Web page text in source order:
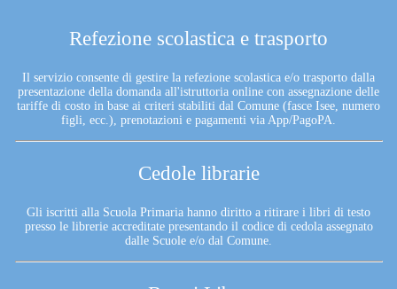
Refezione scolastica e trasporto
Il servizio consente di gestire la refezione scolastica e/o trasporto dalla
presentazione della domanda all'istruttoria online con assegnazione delle
tariffe di costo in base ai criteri stabiliti dal Comune (fasce Isee, numero
figli, ecc.), prenotazioni e pagamenti via App/PagoPA.
Cedole librarie
Gli iscritti alla Scuola Primaria hanno diritto a ritirare i libri di testo
presso le librerie accreditate presentando il codice di cedola assegnato
dalle Scuole e/o dal Comune.